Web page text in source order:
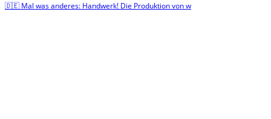
🇩🇪 Mal was anderes: Handwerk! Die Produktion von w